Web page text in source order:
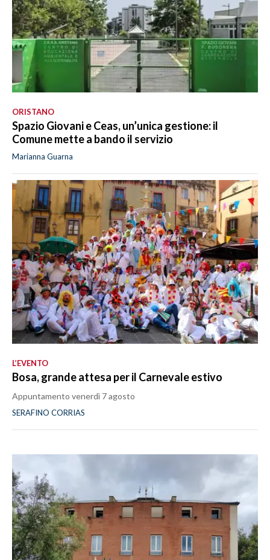
ORISTANO
Spazio Giovani e Ceas, un’unica gestione: il
Comune mette a bando il servizio
Marianna Guarna
L’EVENTO
Bosa, grande attesa per il Carnevale estivo
Appuntamento venerdì 7 agosto
SERAFINO CORRIAS